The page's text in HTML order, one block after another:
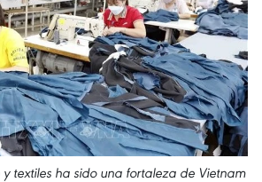
y textiles ha sido una fortaleza de Vietnam